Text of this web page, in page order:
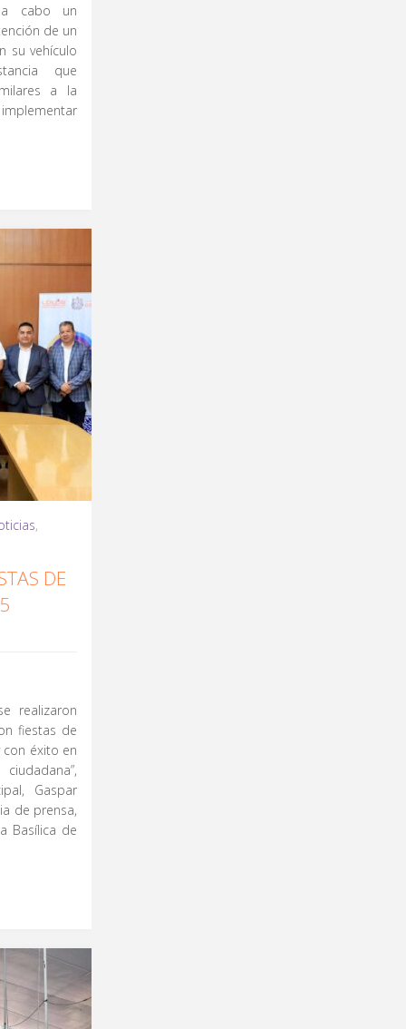
a cabo un
de un
su vehículo
que
a la
,
DE
realizaron
fiestas de
con éxito en
Gaspar
de prensa,
Basílica de